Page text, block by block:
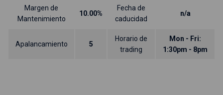
Margen de
Mantenimiento
10.00%
Fecha de
caducidad
n/a
Apalancamiento 5
Horario de
trading
Mon - Fri:
1:30pm - 8pm